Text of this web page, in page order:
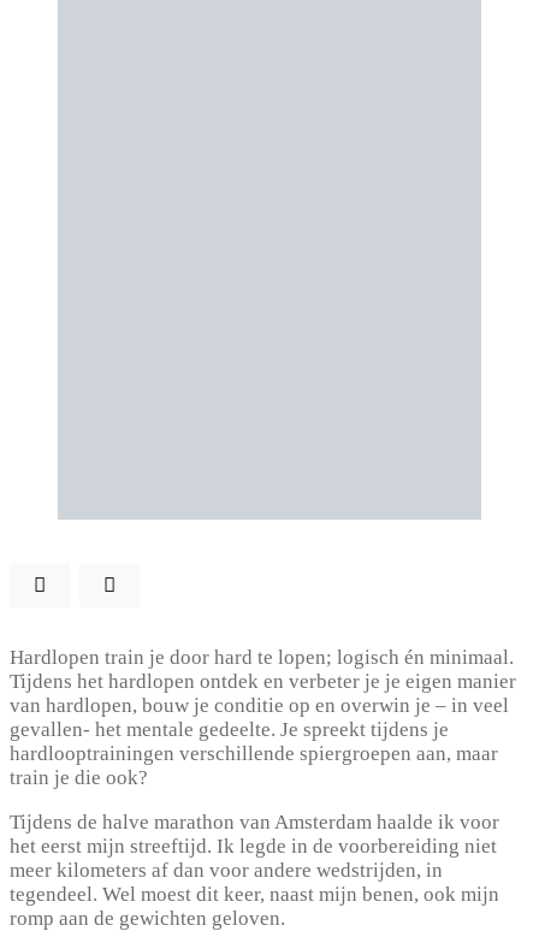
Hardlopen train je door hard te lopen; logisch én minimaal.
Tijdens het hardlopen ontdek en verbeter je je eigen manier
van hardlopen, bouw je conditie op en overwin je – in veel
gevallen- het mentale gedeelte. Je spreekt tijdens je
hardlooptrainingen verschillende spiergroepen aan, maar
train je die ook?
Tijdens de halve marathon van Amsterdam haalde ik voor
het eerst mijn streeftijd. Ik legde in de voorbereiding niet
meer kilometers af dan voor andere wedstrijden, in
tegendeel. Wel moest dit keer, naast mijn benen, ook mijn
romp aan de gewichten geloven.